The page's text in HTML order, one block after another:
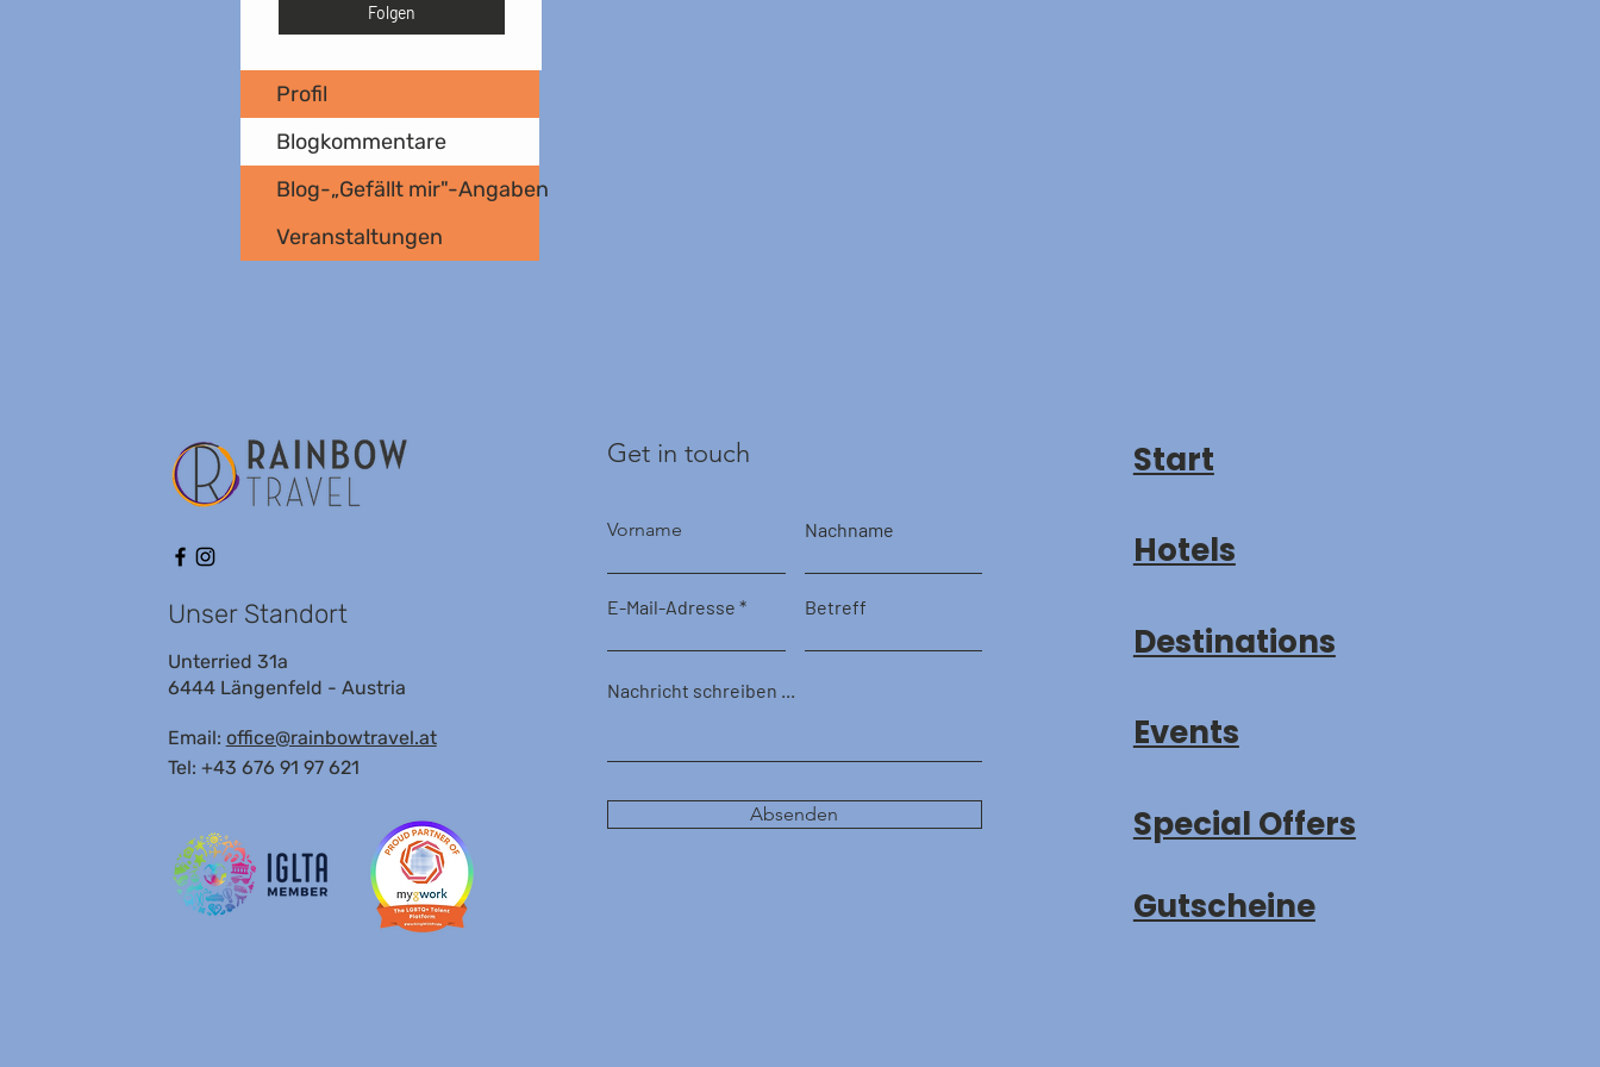
Folgen
Profil
Blogkommentare
Blog-„Gefällt mir"-Angaben
Veranstaltungen
Unser Standort
Unterried 31a
6444 Längenfeld - Austria
Email: office@rainbowtravel.at
Tel: +43 676 91 97 621
Get in touch
Vorname Nachname
E-Mail-Adresse Betreff
Nachricht schreiben ...
Absenden
Start
Hotels
Destinations
Events
Special Offers
Gutscheine